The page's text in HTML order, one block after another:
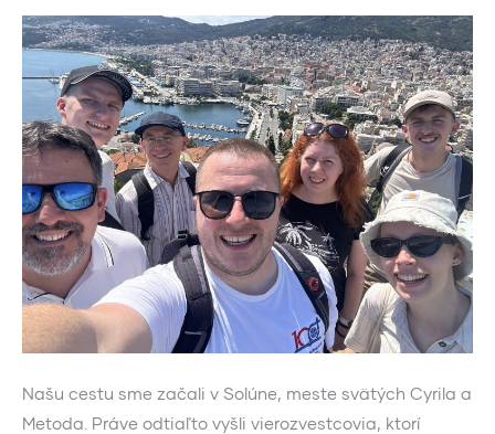
Našu cestu sme začali v Solúne, meste svätých Cyrila a
Metoda. Práve odtiaľto vyšli vierozvestcovia, ktorí